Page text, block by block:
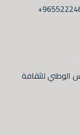
الوطني للثقافة